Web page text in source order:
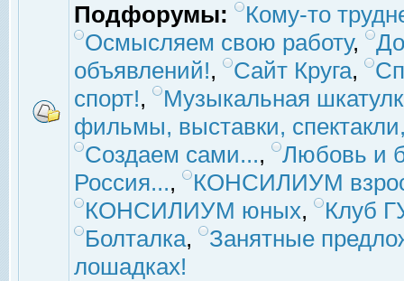
Подфорумы:
Кому-то
Осмысляем свою работу,
объявлений!, Сайт Круга,
спорт!,
Музыкальная
фильмы, выставки,
Создаем сами...,
Любовь и
Россия...,
КОНСИЛИУМ
КОНСИЛИУМ юных,
Клуб
Болталка,
Занятные
лошадках!